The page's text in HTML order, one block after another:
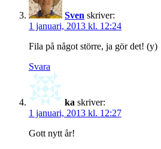
Sven skriver:
1 januari, 2013 kl. 12:24
Fila på något större, ja gör det! (y)
Svara
ka skriver:
1 januari, 2013 kl. 12:27
Gott nytt år!